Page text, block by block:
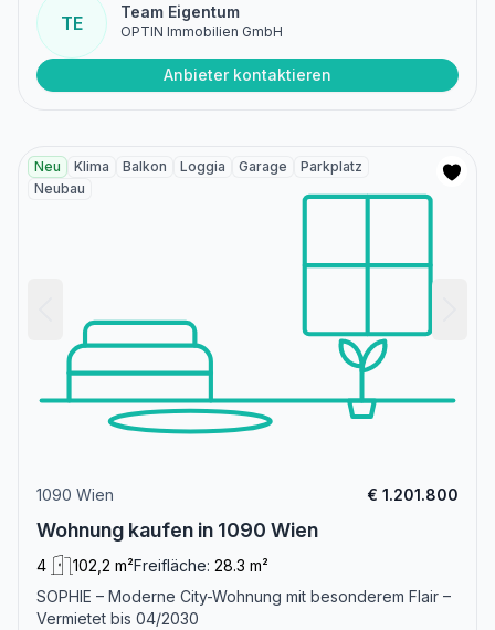
TE
Team Eigentum
OPTIN Immobilien GmbH
Anbieter kontaktieren
Neu Klima Balkon Loggia Garage
Parkplatz
Neubau
1090 Wien € 1.201.800
Wohnung kaufen in 1090 Wien
4 102,2 m²Freifläche: 28.3 m²
SOPHIE – Moderne City-Wohnung mit besonderem Flair –
Vermietet bis 04/2030